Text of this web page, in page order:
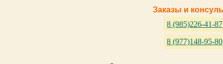
Заказы и
8 (985)226-41-87
8 (977)148-95-80